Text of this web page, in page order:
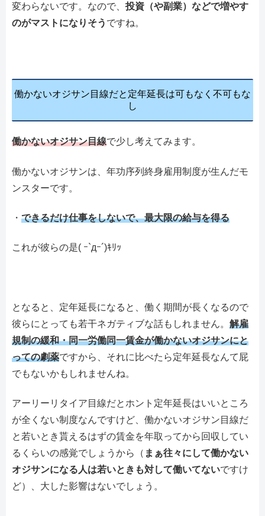
変わらないです。なので、 投資（や副業）などで増やす
のがマストになりそう ですね。
働かないオジサン目線だと定年延長は可もなく不可もな
し
働かないオジサン目線で少し考えてみます。
働かないオジサンは、年功序列終身雇用制度が生んだモ
ンスターです。
・ できるだけ仕事をしないで、最大限の給与を得る
これが彼らの是( ｰ`дｰ´)ｷﾘｯ
となると、定年延長になると、働く期間が長くなるので
彼らにとっても若干ネガティブな話もしれません。 解雇
規制の緩和・同一労働同一賃金が働かないオジサンにと
っての劇薬ですから、それに比べたら定年延長なんて屁
でもないかもしれませんね。
アーリーリタイア目線だとホント定年延長はいいところ
が全くない制度なんですけど、働かないオジサン目線だ
と若いとき貰えるはずの賃金を年取ってから回収してい
るくらいの感覚でしょうから（ まぁ往々にして働かない
オジサンになる人は若いときも対して働いてないですけ
ど）、大した影響はないでしょう。